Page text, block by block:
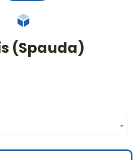
(Spauda)